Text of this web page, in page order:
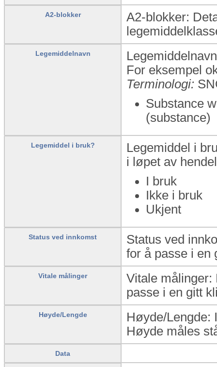
A2-blokker
A2-blokker:
Legemiddelnavn
For eksempel
Terminologi:
Substance
(substance)
Legemiddel i bruk?
Legemiddel i
i løpet av
I bruk
Ikke i bruk
Ukjent
Status ved innkomst
Status ved
for å passe i en
Vitale målinger
Vitale målinger:
passe i en gitt
Høyde/Lengde
Høyde/Lengde:
Høyde måles
Data